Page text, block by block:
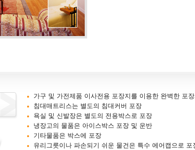
가구 및 가전제품 이사전용 포장지를 이용한 완벽한 포
침대매트리스는 별도의 침대커버 포장
욕실 및 신발장은 별도의 전용박스로 포장
냉장고의 물품은 아이스박스 포장 및 운반
기타물품은 박스에 포장
유리그릇이나 파손되기 쉬운 물건은 특수 에어캡으로 포